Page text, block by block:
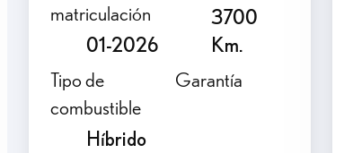
matriculación
01-2026
3700
Km.
Tipo de
combustible
Híbrido
Garantía